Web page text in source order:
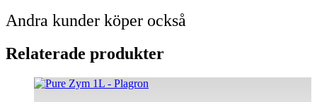
Andra kunder köper också
Relaterade produkter